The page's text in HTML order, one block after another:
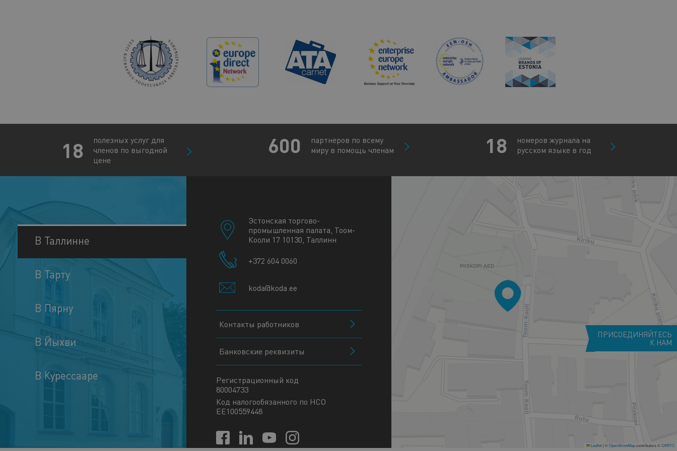
18
полезных услуг для
членов по выгодной
цене
600
партнеров по всему
миру в помощь членам
18
номеров журнала на
русском языке в год
В Таллинне
В Тарту
В Пярну
В Йыхви
В Курессааре
Эстонская торгово-
промышленная палата, Тоом-
Кооли 17 10130, Таллинн
+372 604 0060
koda@koda.ee
Контакты работников
Банковские реквизиты
Регистрационный код
80004733
Код налогообязанного по НСО
EE100559448
Leaflet| ©OpenStreetMapcontributors ©CARTO
ПРИСОЕДИНЯЙТЕСЬ
К НАМ